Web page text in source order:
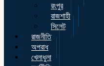
রংপুর
রাজশাহী
সিলেট
রাজনীতি
অপরাধ
খেলাধুলা